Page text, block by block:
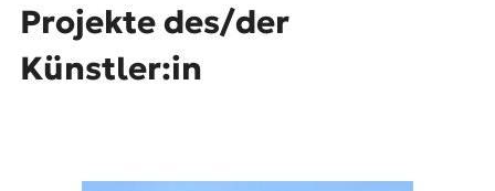
Projekte des/der
Künstler:in